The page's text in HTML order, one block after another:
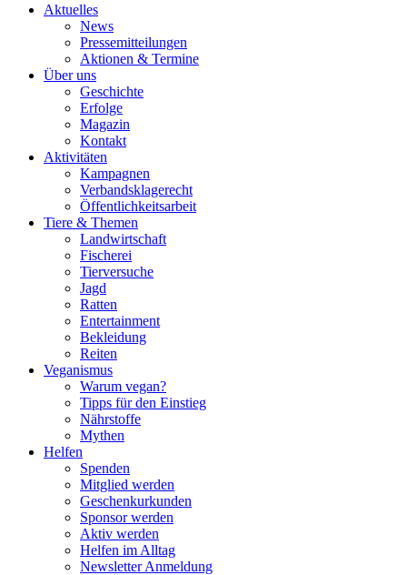
Aktuelles
News
Pressemitteilungen
Aktionen & Termine
Über uns
Geschichte
Erfolge
Magazin
Kontakt
Aktivitäten
Kampagnen
Verbandsklagerecht
Öffentlichkeitsarbeit
Tiere & Themen
Landwirtschaft
Fischerei
Tierversuche
Jagd
Ratten
Entertainment
Bekleidung
Reiten
Veganismus
Warum vegan?
Tipps für den Einstieg
Nährstoffe
Mythen
Helfen
Spenden
Mitglied werden
Geschenkurkunden
Sponsor werden
Aktiv werden
Helfen im Alltag
Newsletter Anmeldung